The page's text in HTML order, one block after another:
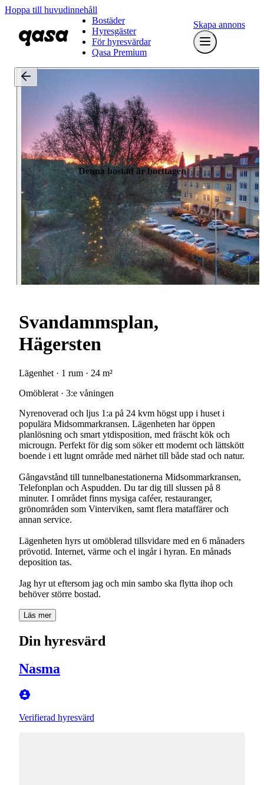
Hoppa till huvudinnehåll
Bostäder
Hyresgäster
För hyresvärdar
Qasa Premium
Skapa annons
Denna bostad är borttagen
Svandammsplan,
Hägersten
Lägenhet · 1 rum · 24 m²
Omöblerat · 3:e våningen
Nyrenoverad och ljus 1:a på 24 kvm högst upp i huset i
populära Midsommarkransen. Lägenheten har öppen
planlösning och smart ytdisposition, med fräscht kök och
microugn. Perfekt för dig som söker ett modernt och lättskött
boende i ett lugnt område med närhet till både stad och natur.
Gångavstånd till tunnelbanestationerna Midsommarkransen,
Telefonplan och Aspudden. Du tar dig till slussen på 8
minuter. I området finns mysiga caféer, restauranger,
grönområden som Vinterviken, samt flera mataffärer och
annan service.
Lägenheten hyrs ut omöblerad tillsvidare med en 6 månaders
prövotid. Internet, värme och el ingår i hyran. En månads
deposition tas.
Jag hyr ut eftersom jag och min sambo ska flytta ihop och
behöver större bostad.
Läs mer
Din hyresvärd
Nasma
Verifierad hyresvärd